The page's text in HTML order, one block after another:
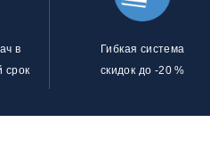
в
срок
Гибкая система
скидок до -20 %